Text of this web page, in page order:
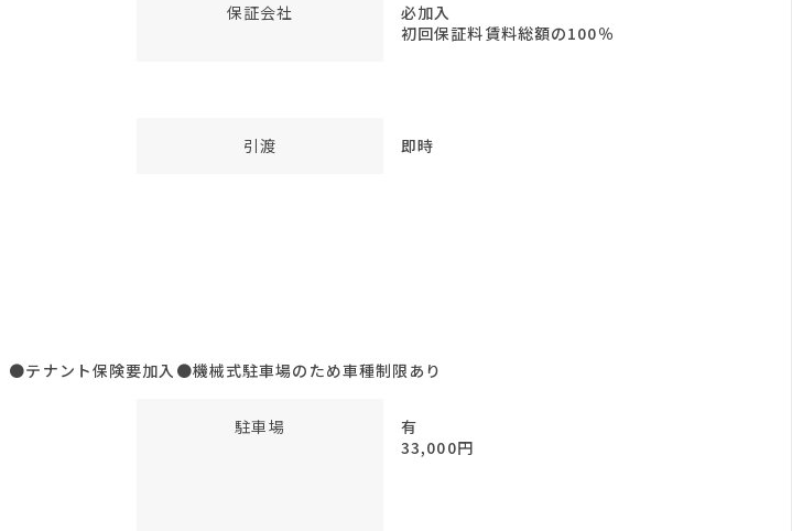
保証会社
必加入
初回保証料賃料総額の100％
引渡 即時
テナント保険要加入●機械式駐車場のため車種制限あり
駐車場
有
33,000円